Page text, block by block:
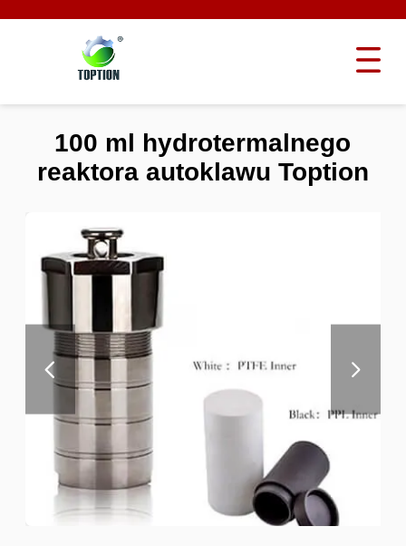
100 ml hydrotermalnego
reaktora autoklawu Toption